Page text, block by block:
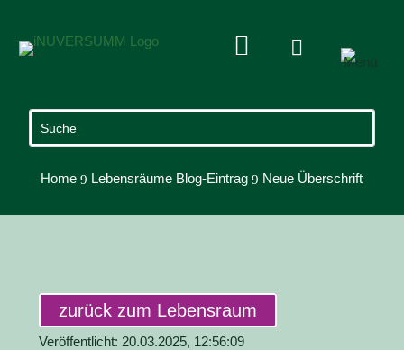
 
Home 9 Lebensräume Blog-Eintrag 9 Neue Überschrift
zurück zum Lebensraum
Veröffentlicht: 20.03.2025, 12:56:09